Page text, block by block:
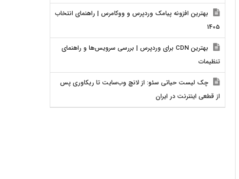
بهترین افزونه پیامک وردپرس و ووکامرس | راهنمای انتخاب
1405
بهترین CDN برای وردپرس | بررسی سرویس‌ها و راهنمای
تنظیمات
چک لیست حیاتی سئو: از لانچ وب‌سایت تا ریکاوری پس
از قطعی اینترنت در ایران